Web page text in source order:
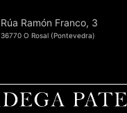
Rúa Ramón Franco, 3
36770 O Rosal (Pontevedra)